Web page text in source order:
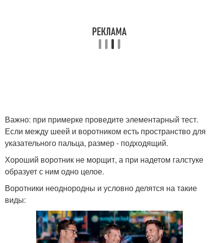
Важно: при примерке проведите элементарный тест.
Если между шеей и воротником есть пространство для
указательного пальца, размер - подходящий.
Хороший воротник не морщит, а при надетом галстуке
образует с ним одно целое.
Воротники неоднородны и условно делятся на такие
виды: